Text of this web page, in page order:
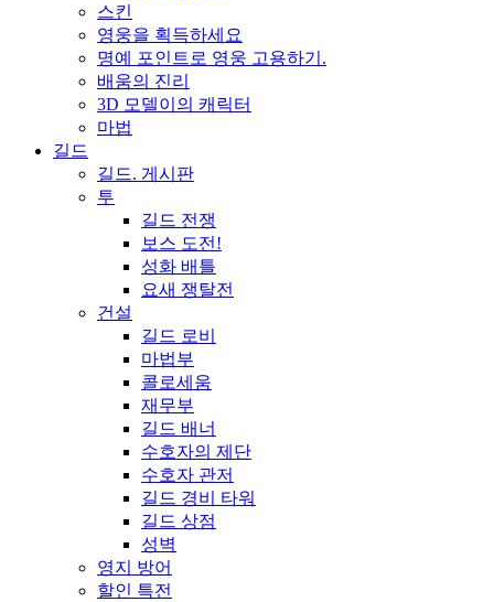
스킨
영웅을 획득하세요
명예 포인트로 영웅 고용하기.
배움의 진리
3D 모델이의 캐릭터
마법
길드
길드. 게시판
투
길드 전쟁
보스 도전!
성화 배틀
요새 쟁탈전
건설
길드 로비
마법부
콜로세움
재무부
길드 배너
수호자의 제단
수호자 관저
길드 경비 타워
길드 상점
성벽
영지 방어
할인 특전